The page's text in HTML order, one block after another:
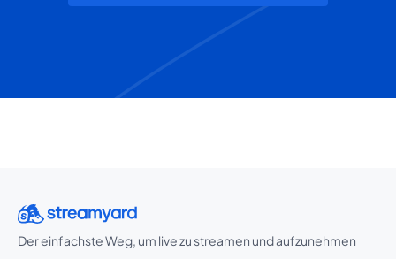
Der einfachste Weg, um live zu streamen und aufzunehmen